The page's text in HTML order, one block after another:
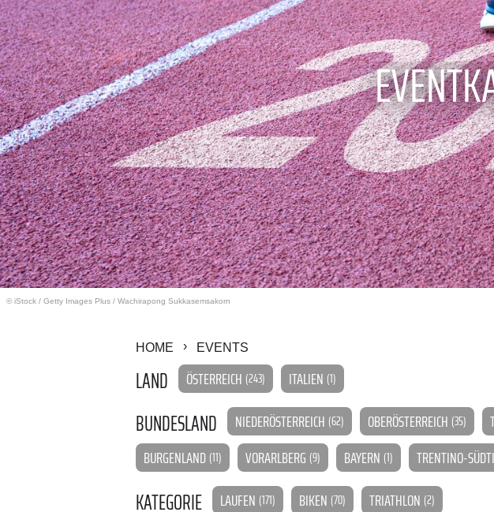
© iStock / Getty Images Plus / Wachirapong Sukkasemsakorn
HOME EVENTS
LAND ÖSTERREICH (243) ITALIEN (1)
BUNDESLAND NIEDERÖSTERREICH (62) OBERÖSTERREICH (35)
BURGENLAND (11) VORARLBERG (9) BAYERN (1) TRENTINO-
KATEGORIE LAUFEN (171) BIKEN (70) TRIATHLON (2)